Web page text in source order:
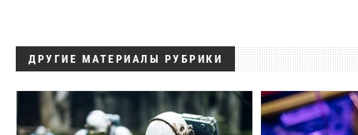
ДРУГИЕ МАТЕРИАЛЫ РУБРИКИ